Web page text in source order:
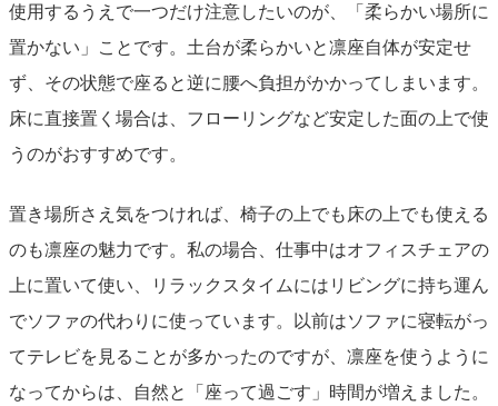
使用するうえで一つだけ注意したいのが、「柔らかい場所に
置かない」ことです。土台が柔らかいと凛座自体が安定せ
ず、その状態で座ると逆に腰へ負担がかかってしまいます。
床に直接置く場合は、フローリングなど安定した面の上で使
うのがおすすめです。
置き場所さえ気をつければ、椅子の上でも床の上でも使える
のも凛座の魅力です。私の場合、仕事中はオフィスチェアの
上に置いて使い、リラックスタイムにはリビングに持ち運ん
でソファの代わりに使っています。以前はソファに寝転がっ
てテレビを見ることが多かったのですが、凛座を使うように
なってからは、自然と「座って過ごす」時間が増えました。